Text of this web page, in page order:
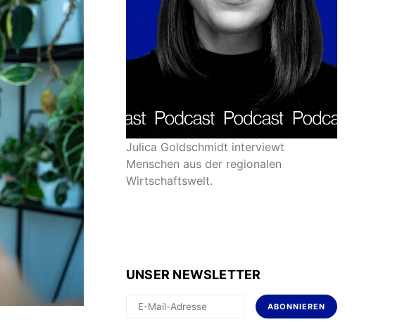
Julica Goldschmidt interviewt
Menschen aus der regionalen
Wirtschaftswelt.
UNSER NEWSLETTER
ABONNIEREN